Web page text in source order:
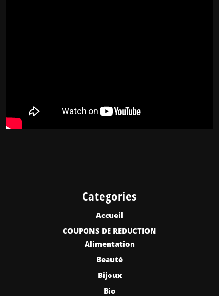
Categories
Accueil
COUPONS DE REDUCTION
Alimentation
Beauté
Bijoux
Bio